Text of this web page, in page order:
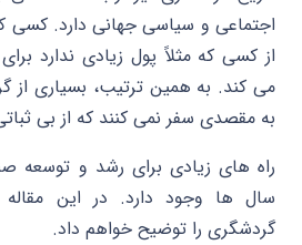
اجتماعی و سیاسی جهانی دارد. کسی
از کسی که مثلاً پول زیادی ندارد
می کند. به همین ترتیب، بسیاری از
به مقصدی سفر نمی کنند که از بی
راه های زیادی برای رشد و
سال ها وجود دارد. در این مقاله
گردشگری را توضیح خواهم داد.